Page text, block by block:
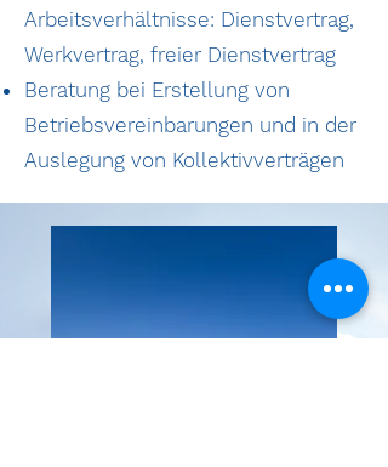
Arbeitsverhältnisse: Dienstvertrag,
Werkvertrag, freier Dienstvertrag
Beratung bei Erstellung von
Betriebsvereinbarungen und in der
Auslegung von Kollektivverträgen